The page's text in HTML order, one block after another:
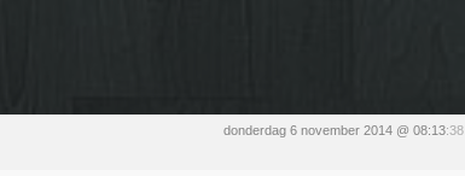
donderdag 6 november 2014 @ 08:13:38